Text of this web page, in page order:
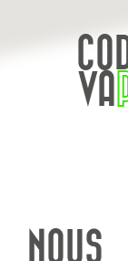
VA
NOUS